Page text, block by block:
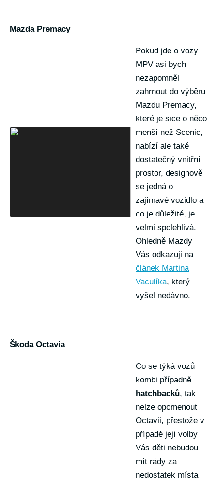
Mazda Premacy
Pokud jde o vozy
MPV asi bych
nezapomněl
zahrnout do výběru
Mazdu Premacy,
které je sice o něco
menší než Scenic,
nabízí ale také
dostatečný vnitřní
prostor, designově
se jedná o
zajímavé vozidlo a
co je důležité, je
velmi spolehlivá.
Ohledně Mazdy
Vás odkazuji na
článek Martina
Vaculíka, který
vyšel nedávno.
Škoda Octavia
Co se týká vozů
kombi případně
hatchbacků, tak
nelze opomenout
Octavii, přestože v
případě její volby
Vás děti nebudou
mít rády za
nedostatek místa